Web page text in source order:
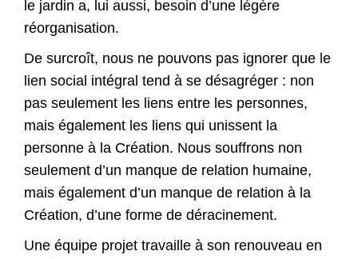
le jardin a, lui aussi, besoin d’une légère
réorganisation.
De surcroît, nous ne pouvons pas ignorer que le
lien social intégral tend à se désagréger : non
pas seulement les liens entre les personnes,
mais également les liens qui unissent la
personne à la Création. Nous souffrons non
seulement d’un manque de relation humaine,
mais également d’un manque de relation à la
Création, d’une forme de déracinement.
Une équipe projet travaille à son renouveau en